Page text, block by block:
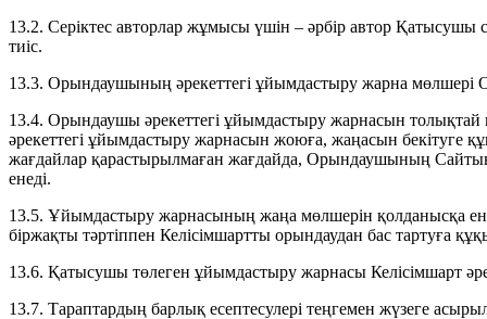
13.2. Серіктес авторлар жұмысы үшін – әрбір автор
тиіс.
13.3. Орындаушының әрекеттегі ұйымдастыру жарна
13.4. Орындаушы әрекеттегі ұйымдастыру жарнасын толықтай
әрекеттегі ұйымдастыру жарнасын жоюға, жаңасын бекітуге
жағдайлар қарастырылмаған жағдайда, Орындаушының
енеді.
13.5. Ұйымдастыру жарнасының жаңа мөлшерін қолданысқа
біржақты тәртіппен Келісімшартты орындаудан бас тартуға
13.6. Қатысушы төлеген ұйымдастыру жарнасы Келісімшарт
13.7. Тараптардың барлық есептесулері теңгемен жүзеге